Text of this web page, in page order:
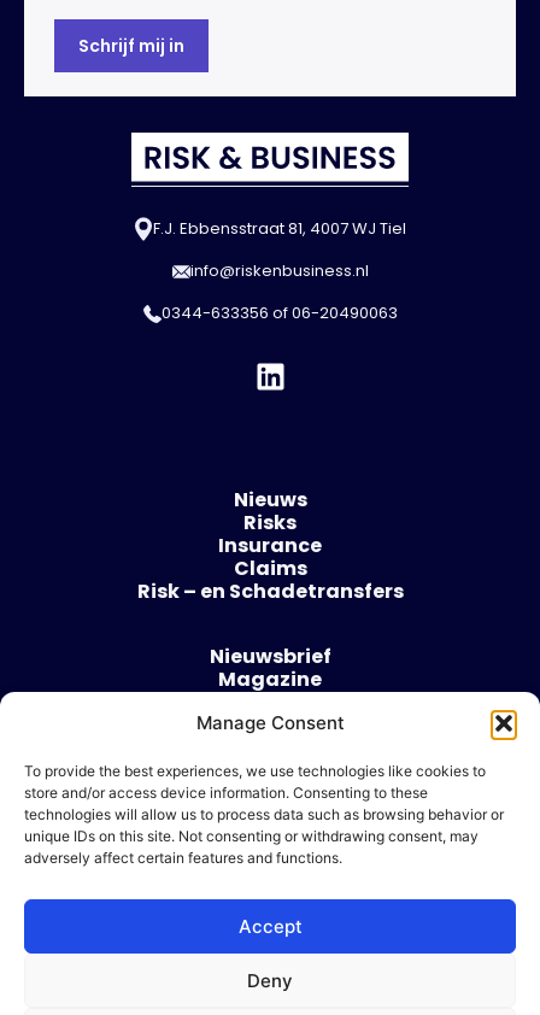
Manage Consent
To provide the best experiences, we use technologies like cookies to
store and/or access device information. Consenting to these
technologies will allow us to process data such as browsing behavior or
unique IDs on this site. Not consenting or withdrawing consent, may
adversely affect certain features and functions.
Accept
Deny
F.J. Ebbensstraat 81, 4007 WJ Tiel
info@riskenbusiness.nl
0344-633356 of06-20490063
Nieuws
Risks
Insurance
Claims
Risk – en Schadetransfers
Nieuwsbrief
Magazine
Over
Algemene voorwaarden
Cookie beleid
Ik wil adverteren